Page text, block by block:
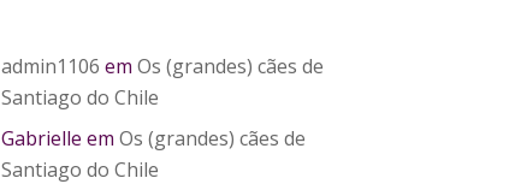
admin1106 em Os (grandes) cães de
Santiago do Chile
Gabrielle em Os (grandes) cães de
Santiago do Chile